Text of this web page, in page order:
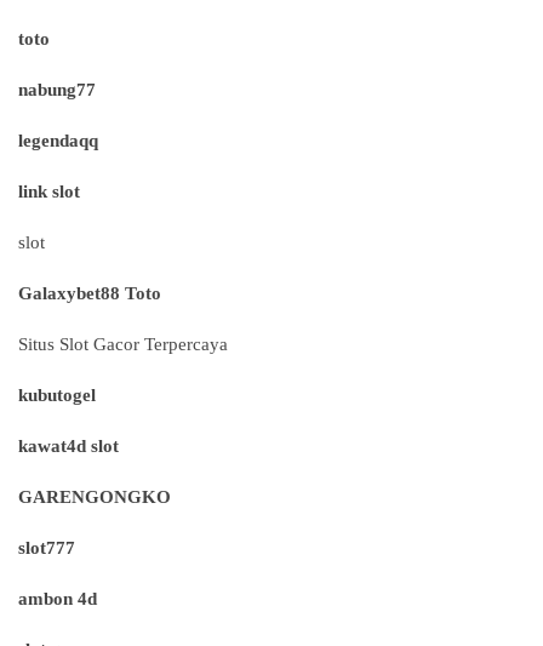
toto
nabung77
legendaqq
link slot
slot
Galaxybet88 Toto
Situs Slot Gacor Terpercaya
kubutogel
kawat4d slot
GARENGONGKO
slot777
ambon 4d